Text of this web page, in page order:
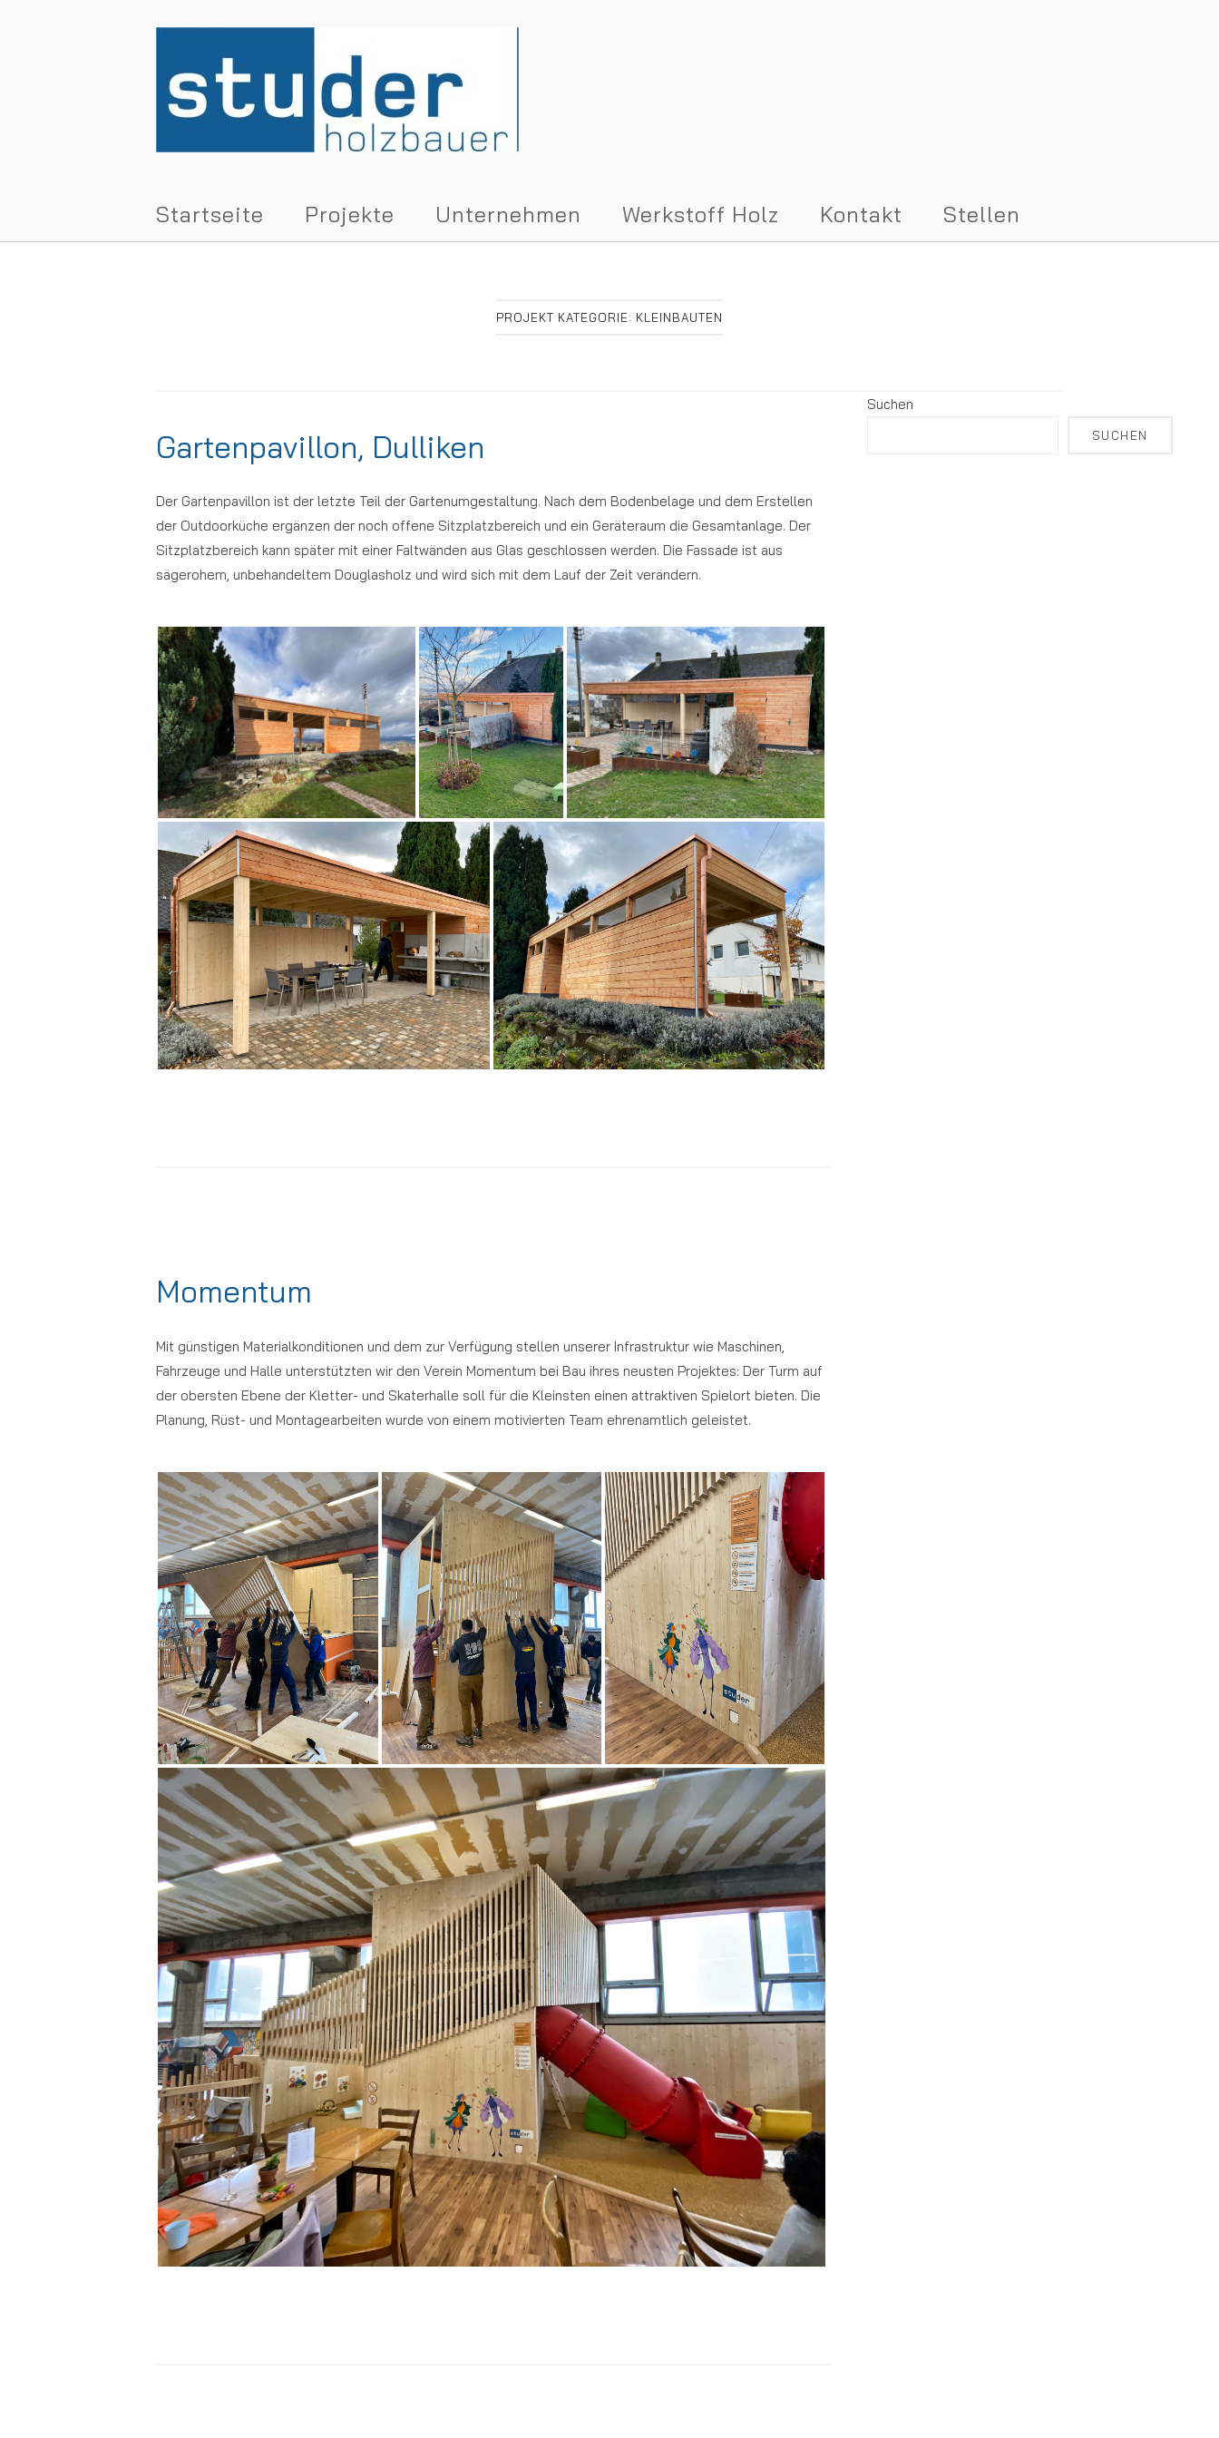
Startseite Projekte Unternehmen Werkstoff Holz Kontakt Stellen
PROJEKT KATEGORIE: KLEINBAUTEN
Gartenpavillon, Dulliken
Der Gartenpavillon ist der letzte Teil der Gartenumgestaltung. Nach dem Bodenbelage und dem Erstellen
der Outdoorküche ergänzen der noch offene Sitzplatzbereich und ein Geräteraum die Gesamtanlage. Der
Sitzplatzbereich kann später mit einer Faltwänden aus Glas geschlossen werden. Die Fassade ist aus
sägerohem, unbehandeltem Douglasholz und wird sich mit dem Lauf der Zeit verändern.
Momentum
Mit günstigen Materialkonditionen und dem zur Verfügung stellen unserer Infrastruktur wie Maschinen,
Fahrzeuge und Halle unterstützten wir den Verein Momentum bei Bau ihres neusten Projektes: Der Turm auf
der obersten Ebene der Kletter- und Skaterhalle soll für die Kleinsten einen attraktiven Spielort bieten. Die
Planung, Rüst- und Montagearbeiten wurde von einem motivierten Team ehrenamtlich geleistet.
Suchen
SUCHEN